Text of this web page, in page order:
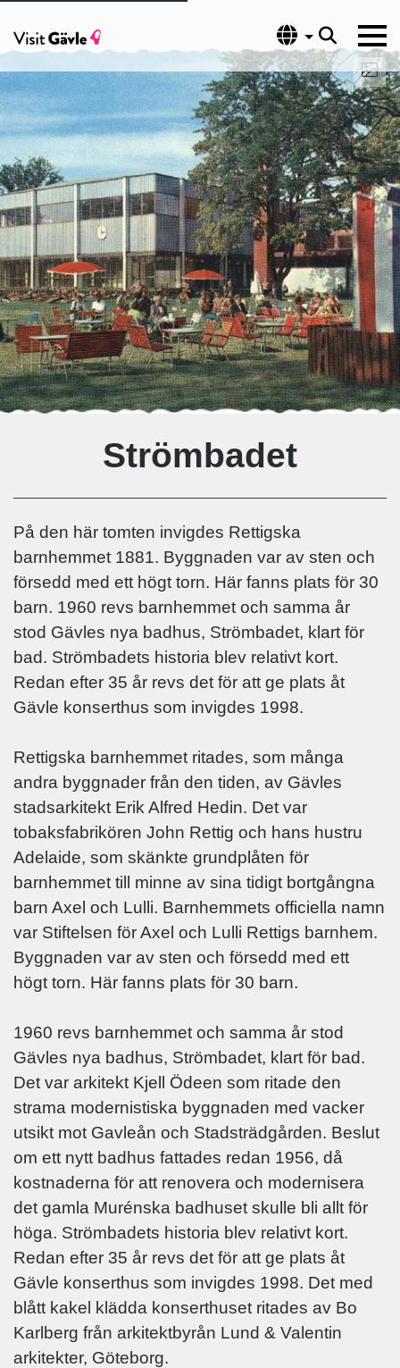
Språk
Strömbadet
På den här tomten invigdes Rettigska
barnhemmet 1881. Byggnaden var av sten och
försedd med ett högt torn. Här fanns plats för 30
barn. 1960 revs barnhemmet och samma år
stod Gävles nya badhus, Strömbadet, klart för
bad. Strömbadets historia blev relativt kort.
Redan efter 35 år revs det för att ge plats åt
Gävle konserthus som invigdes 1998.
Rettigska barnhemmet ritades, som många
andra byggnader från den tiden, av Gävles
stadsarkitekt Erik Alfred Hedin. Det var
tobaksfabrikören John Rettig och hans hustru
Adelaide, som skänkte grundplåten för
barnhemmet till minne av sina tidigt bortgångna
barn Axel och Lulli. Barnhemmets officiella namn
var Stiftelsen för Axel och Lulli Rettigs barnhem.
Byggnaden var av sten och försedd med ett
högt torn. Här fanns plats för 30 barn.
1960 revs barnhemmet och samma år stod
Gävles nya badhus, Strömbadet, klart för bad.
Det var arkitekt Kjell Ödeen som ritade den
strama modernistiska byggnaden med vacker
utsikt mot Gavleån och Stadsträdgården. Beslut
om ett nytt badhus fattades redan 1956, då
kostnaderna för att renovera och modernisera
det gamla Murénska badhuset skulle bli allt för
höga. Strömbadets historia blev relativt kort.
Redan efter 35 år revs det för att ge plats åt
Gävle konserthus som invigdes 1998. Det med
blått kakel klädda konserthuset ritades av Bo
Karlberg från arkitektbyrån Lund & Valentin
arkitekter, Göteborg.